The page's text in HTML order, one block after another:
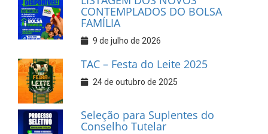
CONTEMPLADOS DO BOLSA
FAMÍLIA
9 de julho de 2026
TAC – Festa do Leite 2025
24 de outubro de 2025
Seleção para Suplentes do
Conselho Tutelar